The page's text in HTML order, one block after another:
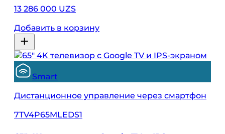
13 286 000 UZS
Добавить в корзину
Smart
Дистанционное управление через смартфон
7TV4P65MLEDS1